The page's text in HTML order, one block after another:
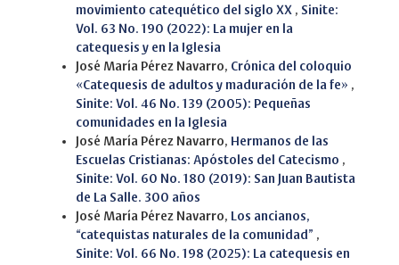
movimiento catequético del siglo XX , Sinite:
Vol. 63 No. 190 (2022): La mujer en la
catequesis y en la Iglesia
José María Pérez Navarro, Crónica del coloquio
«Catequesis de adultos y maduración de la fe» ,
Sinite: Vol. 46 No. 139 (2005): Pequeñas
comunidades en la Iglesia
José María Pérez Navarro, Hermanos de las
Escuelas Cristianas: Apóstoles del Catecismo ,
Sinite: Vol. 60 No. 180 (2019): San Juan Bautista
de La Salle. 300 años
José María Pérez Navarro, Los ancianos,
“catequistas naturales de la comunidad” ,
Sinite: Vol. 66 No. 198 (2025): La catequesis en